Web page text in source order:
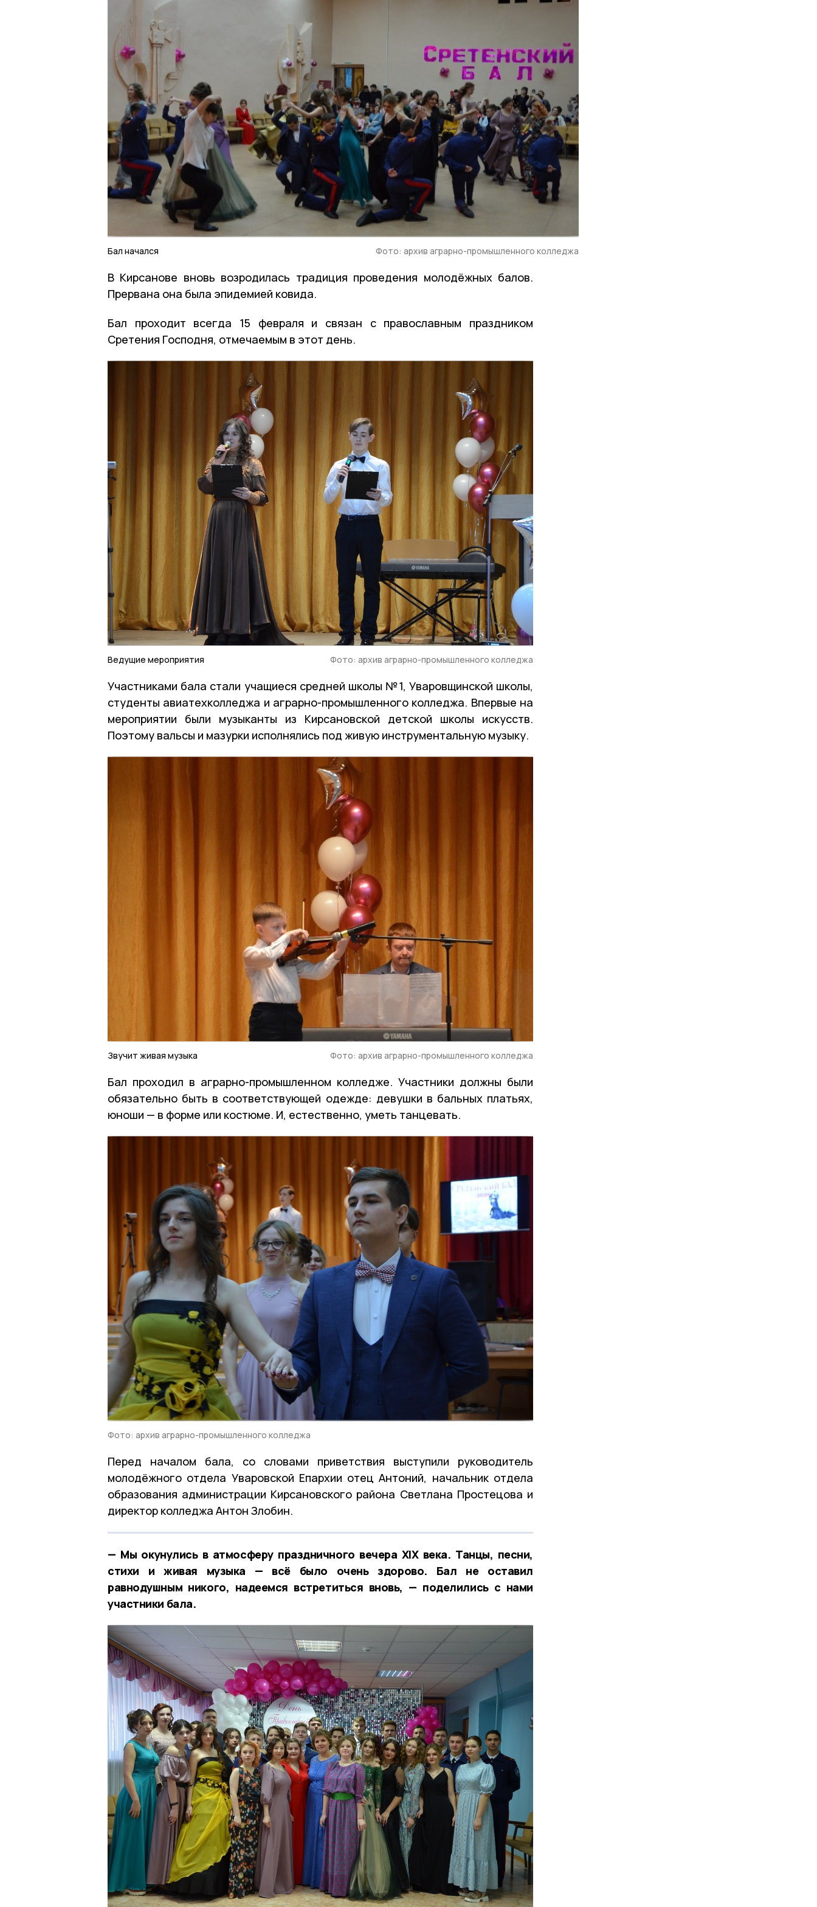
Бал начался Фото: архив аграрно-промышленного колледжа
В Кирсанове вновь возродилась традиция проведения молодёжных балов.
Прервана она была эпидемией ковида.
Бал проходит всегда 15 февраля и связан с православным праздником
Сретения Господня, отмечаемым в этот день.
Ведущие мероприятия Фото: архив аграрно-промышленного колледжа
Участниками бала стали учащиеся средней школы №1, Уваровщинской школы,
студенты авиатехколледжа и аграрно-промышленного колледжа. Впервые на
мероприятии были музыканты из Кирсановской детской школы искусств.
Поэтому вальсы и мазурки исполнялись под живую инструментальную музыку.
Звучит живая музыка Фото: архив аграрно-промышленного колледжа
Бал проходил в аграрно-промышленном колледже. Участники должны были
обязательно быть в соответствующей одежде: девушки в бальных платьях,
юноши — в форме или костюме. И, естественно, уметь танцевать.
Фото: архив аграрно-промышленного колледжа
Перед началом бала, со словами приветствия выступили руководитель
молодёжного отдела Уваровской Епархии отец Антоний, начальник отдела
образования администрации Кирсановского района Светлана Простецова и
директор колледжа Антон Злобин.
— Мы окунулись в атмосферу праздничного вечера XIX века. Танцы, песни,
стихи и живая музыка — всё было очень здорово. Бал не оставил
равнодушным никого, надеемся встретиться вновь, — поделились с нами
участники бала.